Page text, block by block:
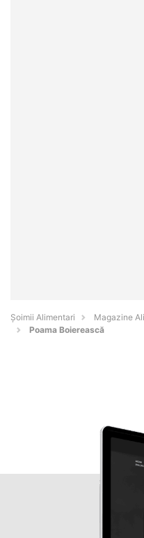
Şoimii Alimentari
Magazine
Poama Boierească